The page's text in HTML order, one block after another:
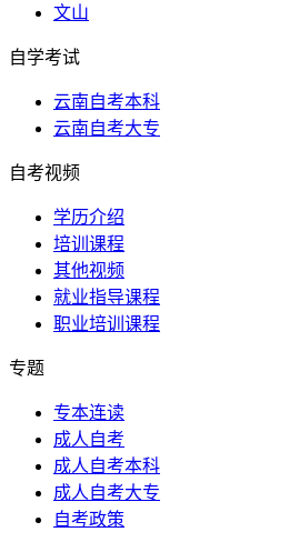
文山
自学考试
云南自考本科
云南自考大专
自考视频
学历介绍
培训课程
其他视频
就业指导课程
职业培训课程
专题
专本连读
成人自考
成人自考本科
成人自考大专
自考政策